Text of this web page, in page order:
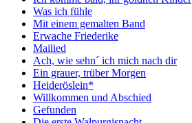
Was ich fühle
Mit einem gemalten Band
Erwache Friederike
Mailied
Ach, wie sehn´ ich mich nach dir
Ein grauer, trüber Morgen
Heideröslein*
Willkommen und Abschied
Gefunden